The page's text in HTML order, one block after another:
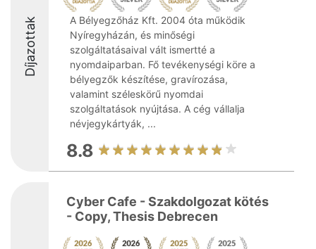
Díjazottak
A Bélyegzőház Kft. 2004 óta működik
Nyíregyházán, és minőségi
szolgáltatásaival vált ismertté a
nyomdaiparban. Fő tevékenységi köre a
bélyegzők készítése, gravírozása,
valamint széleskörű nyomdai
szolgáltatások nyújtása. A cég vállalja
névjegykártyák, ...
8.8
Cyber Cafe - Szakdolgozat kötés
- Copy, Thesis Debrecen